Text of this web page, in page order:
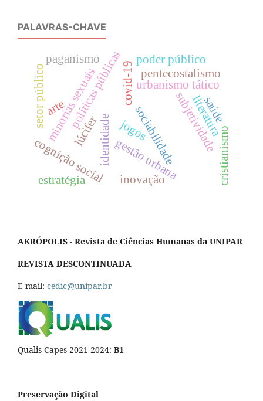
PALAVRAS-CHAVE
covid-19
sociabilidade
políticas públicas
gestão urbana
urbanismo tático
identidade subjetividade
pentecostalismo
cognição social
minorias sexuais
poder público
arte
lúcifer cristianismo
paganismo
literatura
saúde
jogos
setor público
inovação
estratégia
AKRÓPOLIS - Revista de Ciências Humanas da UNIPAR
REVISTA DESCONTINUADA
E-mail: cedic@unipar.br
Qualis Capes 2021-2024: B1
Preservação Digital